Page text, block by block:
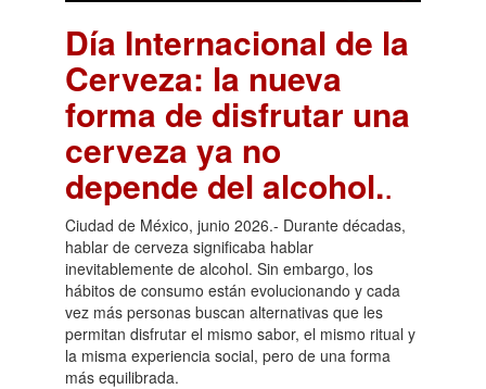
Día Internacional de la
Cerveza: la nueva
forma de disfrutar una
cerveza ya no
depende del alcohol..
Ciudad de México, junio 2026.- Durante décadas,
hablar de cerveza significaba hablar
inevitablemente de alcohol. Sin embargo, los
hábitos de consumo están evolucionando y cada
vez más personas buscan alternativas que les
permitan disfrutar el mismo sabor, el mismo ritual y
la misma experiencia social, pero de una forma
más equilibrada.